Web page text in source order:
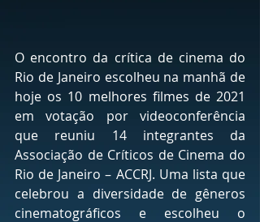
O encontro da crítica de cinema do
Rio de Janeiro escolheu na manhã de
hoje os 10 melhores filmes de 2021
em votação por videoconferência
que reuniu 14 integrantes da
Associação de Críticos de Cinema do
Rio de Janeiro – ACCRJ. Uma lista que
celebrou a diversidade de gêneros
cinematográficos e escolheu o